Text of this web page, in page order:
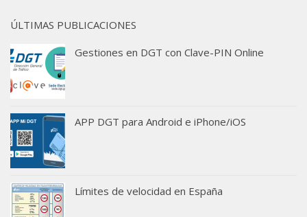
ÚLTIMAS PUBLICACIONES
Gestiones en DGT con Clave-PIN Online
APP DGT para Android e iPhone/iOS
Límites de velocidad en España